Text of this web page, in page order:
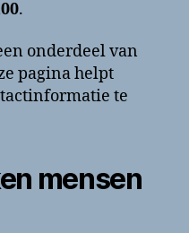
.
onderdeel van
pagina helpt
te
mensen